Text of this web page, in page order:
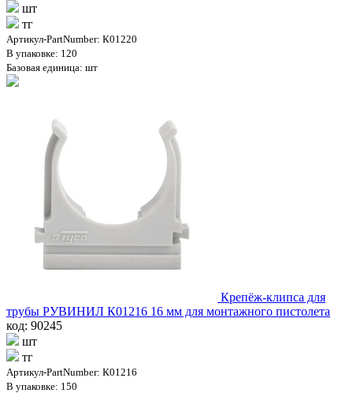
шт
тг
Артикул-PartNumber: К01220
В упаковке: 120
Базовая единица: шт
Крепёж-клипса для
трубы РУВИНИЛ К01216 16 мм для монтажного пистолета
код: 90245
шт
тг
Артикул-PartNumber: К01216
В упаковке: 150